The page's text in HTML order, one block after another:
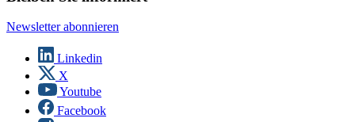
Newsletter abonnieren
Linkedin
X
Youtube
Facebook